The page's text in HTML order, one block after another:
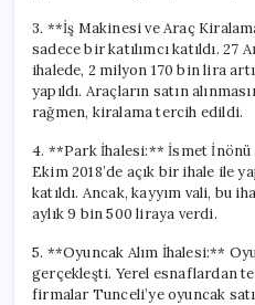
3. **İş Makinesi ve Araç
sadece bir katılımcı katıldı. 27
ihalede, 2 milyon 170 bin lira
yapıldı. Araçların satın
rağmen, kiralama tercih edildi.
4. **Park İhalesi:** İsmet İnönü
Ekim 2018’de açık bir ihale ile
katıldı. Ancak, kayyım vali, bu
aylık 9 bin 500 liraya verdi.
5. **Oyuncak Alım İhalesi:**
gerçekleşti. Yerel esnaflardan
firmalar Tunceli’ye oyuncak